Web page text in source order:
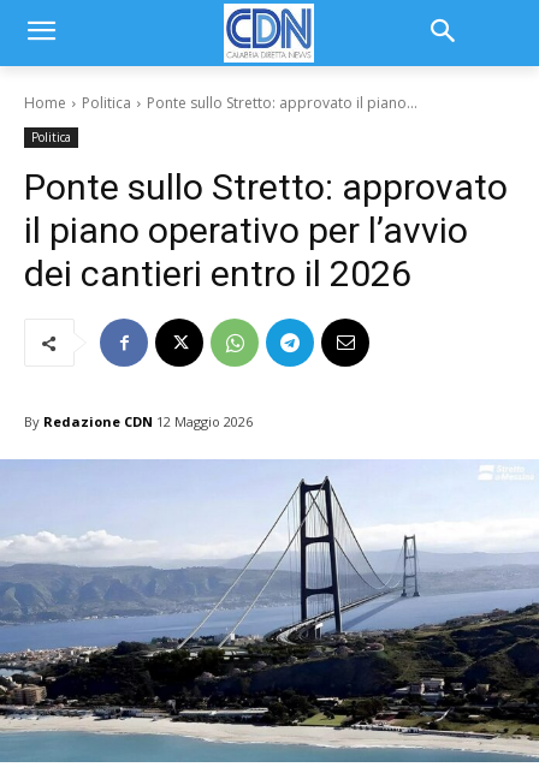
Home Politica Ponte sullo Stretto: approvato il piano...
Politica
Ponte sullo Stretto: approvato
il piano operativo per l’avvio
dei cantieri entro il 2026
By Redazione CDN 12 Maggio 2026